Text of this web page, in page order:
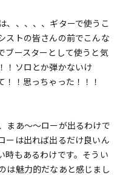
、、、、、ギターで使うこ
ストの皆さんの前でこんな
ブースターとして使うと気
！ソロとか弾かないけ
！！思っちゃった！！！
まあ～～ローが出るわけで
ーは出れば出るだけ良いん
時もあるわけです。そうい
は魅力的だなあと感じまし